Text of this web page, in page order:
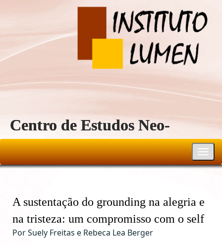
Centro de Estudos Neo-
Reichiano
A sustentação do grounding na alegria e
na tristeza: um compromisso com o self
Por Suely Freitas e Rebeca Lea Berger